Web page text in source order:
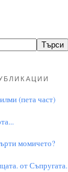
(пета част)
момичето?
от Съпругата.